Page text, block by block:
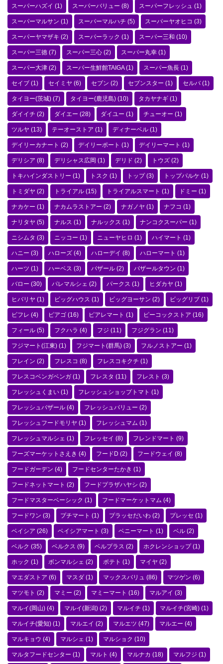
スーパーハズイ (1) スーパーバリュー (8) スーパーフレッシュ (1)
スーパーマルサン (1) スーパーマルハチ (5) スーパーヤオヒコ (3)
スーパーヤマザキ (2) スーパーラック (1) スーパー三和 (10)
スーパー三徳 (7) スーパー三心 (2) スーパー丸幸 (1)
スーパー大津 (2) スーパー生鮮館TAIGA(1) スーパー魚長 (1)
セイブ (1) セイミヤ (6) セブン (2) セブンスター (1) セルバ(1)
タイヨー(茨城) (7) タイヨー(鹿児島) (10) タカヤナギ (1)
ダイイチ (2) ダイエー (28) ダイユー (1) チューオー (1)
ツルヤ (13) テーオーストア (1) ディナーベル (1)
デイリーカナート (2) デイリーポート (1) デイリーマート (1)
デリシア (8) デリシャス広岡 (1) デリド (2) トウズ (2)
トキハインダストリー (1) トスク (1) トップ(3) トップパルケ (1)
トミダヤ (2) トライアル (15) トライアルスマート (1) ドミー (1)
ナカケー (1) ナカムラストアー (2) ナガノヤ (1) ナフコ (1)
ナリタヤ (5) ナルス (1) ナルックス (1) ナンコクスーパー (1)
ニシムタ (3) ニッコー (1) ニューヤヒロ (1) ハイマート (1)
ハニー (3) ハローズ (4) ハローデイ (8) ハローマート (1)
ハーツ (1) ハーベス (3) バザール (2) バザールタウン (1)
バロー (30) パレマルシェ (2) パークス (1) ヒダカヤ (1)
ヒバリヤ (1) ビッグハウス (1) ビッグヨーサン (2) ビッグリブ (1)
ビフレ (4) ピアゴ (16) ピアレマート (1) ピーコックストア (16)
フィール (5) フクハラ (4) フジ (11) フジグラン (11)
フジマート(江東) (1) フジマート(群馬) (3) フルノストアー (1)
フレイン (2) フレスコ (8) フレスコキクチ (1)
フレスコベンガベンガ (1) フレスタ (11) フレスト (3)
フレッシュくまい (1) フレッシュショップトマト (1)
フレッシュバザール (4) フレッシュバリュー (2)
フレッシュフードモリヤ (1) フレッシュマム (1)
フレッシュマルシェ (1) フレッセイ (8) フレンドマート (9)
フーズマーケットさえき (4) フードD (2) フードウェイ (8)
フードガーデン (4) フードセンターたかき (1)
フードネットマート (2) フードプラザハヤシ (2)
フードマスターベーシック (1) フードマーケットマム (4)
フードワン (3) プチマート (1) プラッセだいわ (2) プレッセ (1)
ベイシア (26) ベイシアマート (3) ベニーマート (1) ベル (2)
ベルク (35) ベルクス (9) ベルプラス (2) ホクレンショップ(1)
ホック (1) ボンマルシェ (2) ポテト (1) マイヤ (2)
マエダストア (6) マスダ (1) マックスバリュ (86) マツゲン (6)
マツモト (2) マミー (2) マミーマート (16) マルアイ (3)
マルイ(岡山) (4) マルイ(新潟) (2) マルイチ (1) マルイチ(宮崎) (1)
マルイチ(愛知) (1) マルエイ (2) マルエツ (47) マルエー (4)
マルキョウ (4) マルシェ (1) マルショク (10)
マルタフードセンター (1) マルト (4) マルナカ (18) マルフジ (1)